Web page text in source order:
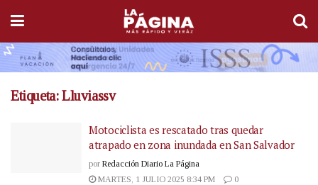
Etiqueta:Lluviassv
Motociclista es rescatado tras quedar
atrapado en zona inundada en San Salvador
por Redacción Diario La Página
MARTES, 1 JULIO 2025 8:34 PM
0